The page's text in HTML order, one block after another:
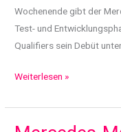
Wochenende gibt der
Test- und
Qualifiers sein Debüt
Premiere
Rennbedingungen:
Mercedes-
Weiterlesen »